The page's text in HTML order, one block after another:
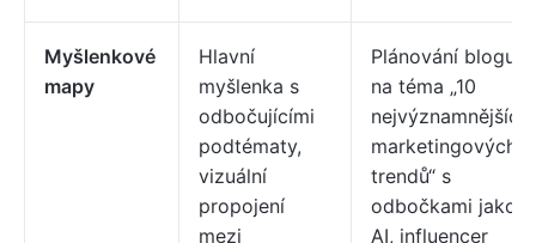
Myšlenkové
mapy
Hlavní
myšlenka s
odbočujícími
podtématy,
vizuální
propojení
mezi
Plánování blogu
na téma „10
nejvýznamnějších
marketingových
trendů“ s
odbočkami jako
AI, influencer